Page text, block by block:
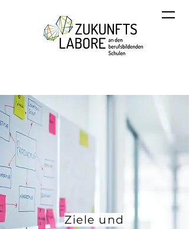
Ziele und